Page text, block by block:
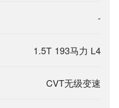
-
1.5T 193马力 L4
CVT无级变速